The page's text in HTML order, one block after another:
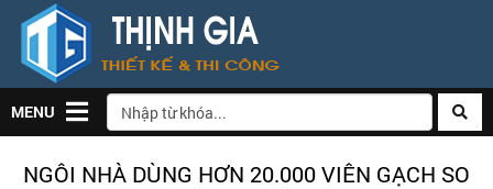
MENU
NGÔI NHÀ DÙNG HƠN 20.000 VIÊN GẠCH SO